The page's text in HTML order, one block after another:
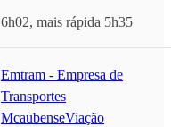
6h02, mais rápida 5h35
Emtram - Empresa de
Transportes
Mcaubense,Viação